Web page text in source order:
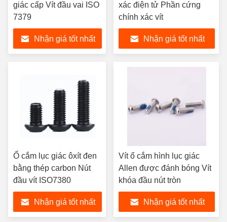
giác cấp Vít đầu vai ISO
7379
Nhận giá tốt nhất
xác điện tử Phần cứng
chính xác vít
Nhận giá tốt nhất
Ổ cắm lục giác ôxít đen
bằng thép carbon Nút
đầu vít ISO7380
Nhận giá tốt nhất
Vít ổ cắm hình lục giác
Allen được đánh bóng Vít
khóa đầu nút tròn
Nhận giá tốt nhất